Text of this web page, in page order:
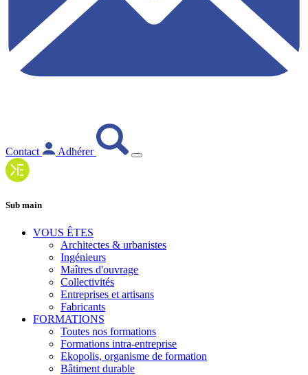
Contact Adhérer
Sub main
VOUS ÊTES
Architectes & urbanistes
Ingénieurs
Maîtres d'ouvrage
Collectivités
Entreprises et artisans
Fabricants
FORMATIONS
Toutes nos formations
Formations intra-entreprise
Ekopolis, organisme de formation
Bâtiment durable